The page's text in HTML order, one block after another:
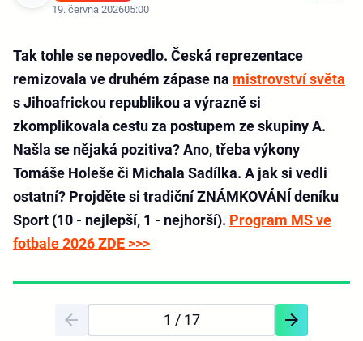
19. června 202605:00
Tak tohle se nepovedlo. Česká reprezentace
remizovala ve druhém zápase na mistrovství světa
s Jihoafrickou republikou a výrazně si
zkomplikovala cestu za postupem ze skupiny A.
Našla se nějaká pozitiva? Ano, třeba výkony
Tomáše Holeše či Michala Sadílka. A jak si vedli
ostatní? Projděte si tradiční ZNÁMKOVÁNÍ deníku
Sport (10 - nejlepší, 1 - nejhorší). Program MS ve
fotbale 2026 ZDE >>>
1 / 17